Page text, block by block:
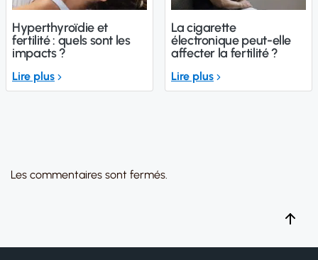
Hyperthyroïdie et
fertilité : quels sont les
impacts ?
Lire plus
La cigarette
électronique peut-elle
affecter la fertilité ?
Lire plus
Les commentaires sont fermés.